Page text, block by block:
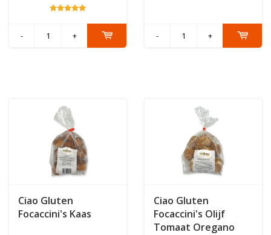
- + - +
Ciao Gluten
Focaccini's Kaas
Ciao Gluten
Focaccini's Olijf
Tomaat Oregano